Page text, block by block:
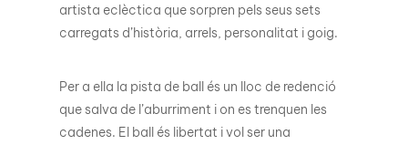
artista eclèctica que sorpren pels seus sets
carregats d’història, arrels, personalitat i goig.
Per a ella la pista de ball és un lloc de redenció
que salva de l’aburriment i on es trenquen les
cadenes. El ball és libertat i vol ser una